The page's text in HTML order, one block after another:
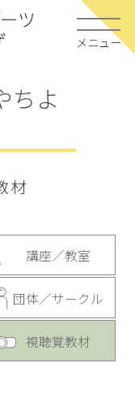
メニュー
ちよ
材
講座／教室
団体／サークル
視聴覚教材